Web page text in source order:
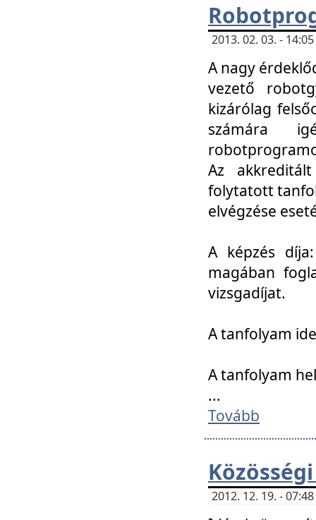
2013. 02. 03. -
A nagy
vezető
kizárólag
számára
Az
folytatott
elvégzése
A képzés
magában
vizsgadíjat.
A tanfolyam
A tanfolyam
...
Tovább
2012. 12. 19. -